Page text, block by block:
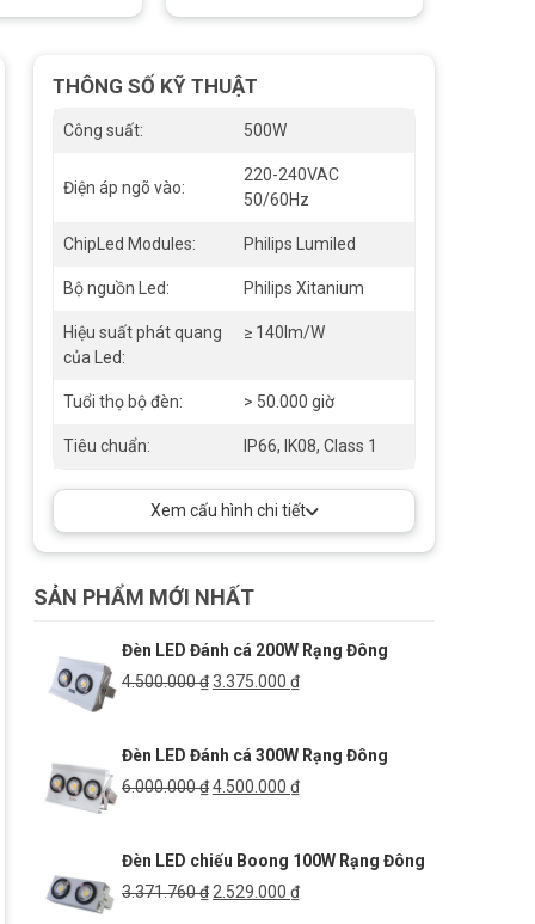
THÔNG SỐ KỸ THUẬT
Công suất: 500W
Điện áp ngõ vào:
220-240VAC
50/60Hz
ChipLed Modules: Philips Lumiled
Bộ nguồn Led: Philips Xitanium
Hiệu suất phát quang
của Led:
≥ 140lm/W
Tuổi thọ bộ đèn: > 50.000 giờ
Tiêu chuẩn: IP66, IK08, Class 1
Xem cấu hình chi tiết
SẢN PHẨM MỚI NHẤT
Đèn LED Đánh cá 200W Rạng Đông
4.500.000₫Giá
4.500.000 ₫.
3.375.000 ₫Giá
là:
3.375.000 ₫.
Đèn LED Đánh cá 300W Rạng Đông
6.000.000₫Giá
6.000.000 ₫.
4.500.000 ₫Giá
là:
4.500.000 ₫.
Đèn LED chiếu Boong 100W Rạng Đông
3.371.760₫ Giá
2.529.000 ₫Giá